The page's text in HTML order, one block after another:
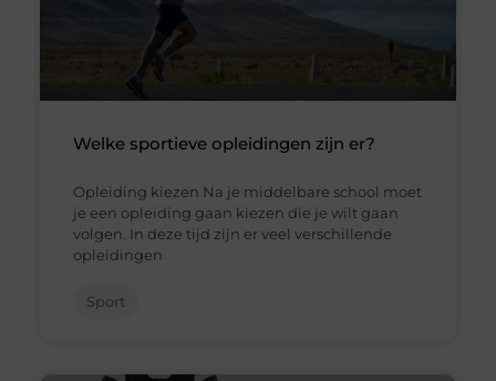
Welke sportieve opleidingen zijn er?
Opleiding kiezen Na je middelbare school moet
je een opleiding gaan kiezen die je wilt gaan
volgen. In deze tijd zijn er veel verschillende
opleidingen
Sport